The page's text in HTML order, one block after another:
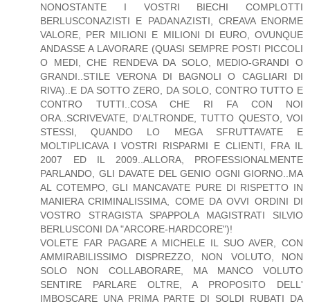
NONOSTANTE I VOSTRI BIECHI COMPLOTTI
BERLUSCONAZISTI E PADANAZISTI, CREAVA ENORME
VALORE, PER MILIONI E MILIONI DI EURO, OVUNQUE
ANDASSE A LAVORARE (QUASI SEMPRE POSTI PICCOLI
O MEDI, CHE RENDEVA DA SOLO, MEDIO-GRANDI O
GRANDI..STILE VERONA DI BAGNOLI O CAGLIARI DI
RIVA)..E DA SOTTO ZERO, DA SOLO, CONTRO TUTTO E
CONTRO TUTTI..COSA CHE RI FA CON NOI
ORA..SCRIVEVATE, D'ALTRONDE, TUTTO QUESTO, VOI
STESSI, QUANDO LO MEGA SFRUTTAVATE E
MOLTIPLICAVA I VOSTRI RISPARMI E CLIENTI, FRA IL
2007 ED IL 2009..ALLORA, PROFESSIONALMENTE
PARLANDO, GLI DAVATE DEL GENIO OGNI GIORNO..MA
AL COTEMPO, GLI MANCAVATE PURE DI RISPETTO IN
MANIERA CRIMINALISSIMA, COME DA OVVI ORDINI DI
VOSTRO STRAGISTA SPAPPOLA MAGISTRATI SILVIO
BERLUSCONI DA "ARCORE-HARDCORE")!
VOLETE FAR PAGARE A MICHELE IL SUO AVER, CON
AMMIRABILISSIMO DISPREZZO, NON VOLUTO, NON
SOLO NON COLLABORARE, MA MANCO VOLUTO
SENTIRE PARLARE OLTRE, A PROPOSITO DELL'
IMBOSCARE UNA PRIMA PARTE DI SOLDI RUBATI DA